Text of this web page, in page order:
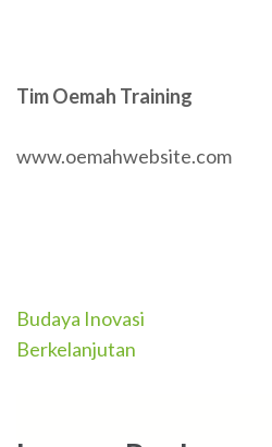
Tim Oemah Training
www.oemahwebsite.com
Post
navigation
Budaya Inovasi
Berkelanjutan